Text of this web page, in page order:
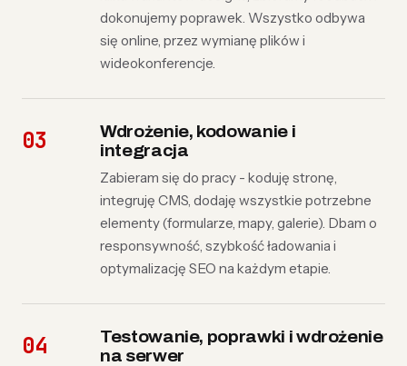
dokonujemy poprawek. Wszystko odbywa
się online, przez wymianę plików i
wideokonferencje.
Wdrożenie, kodowanie i
integracja
Zabieram się do pracy - koduję stronę,
integruję CMS, dodaję wszystkie potrzebne
elementy (formularze, mapy, galerie). Dbam o
responsywność, szybkość ładowania i
optymalizację SEO na każdym etapie.
Testowanie, poprawki i wdrożenie
na serwer